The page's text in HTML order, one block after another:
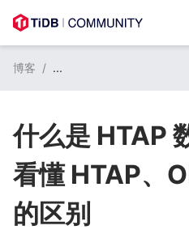
博客 / ...
什么是 HTAP
看懂 HTAP、
的区别